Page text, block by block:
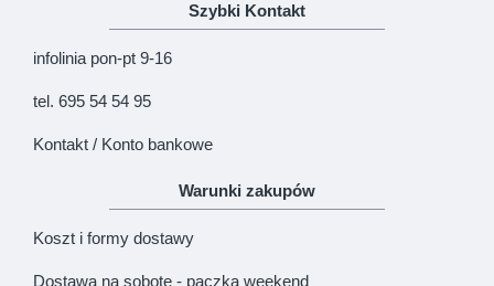
Szybki Kontakt
infolinia pon-pt 9-16
tel. 695 54 54 95
Kontakt / Konto bankowe
Warunki zakupów
Koszt i formy dostawy
Dostawa na sobotę - paczka weekend